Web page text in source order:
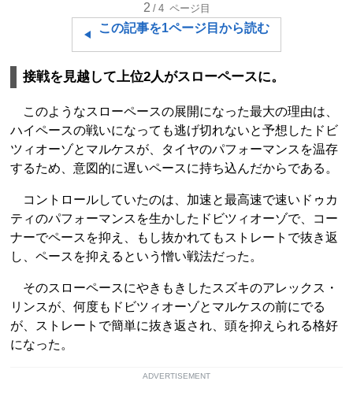
2 /4 ページ目
この記事を1ページ目から読む
接戦を見越して上位2人がスローペースに。
このようなスローペースの展開になった最大の理由は、
ハイペースの戦いになっても逃げ切れないと予想したドビ
ツィオーゾとマルケスが、タイヤのパフォーマンスを温存
するため、意図的に遅いペースに持ち込んだからである。
コントロールしていたのは、加速と最高速で速いドゥカ
ティのパフォーマンスを生かしたドビツィオーゾで、コー
ナーでペースを抑え、もし抜かれてもストレートで抜き返
し、ペースを抑えるという憎い戦法だった。
そのスローペースにやきもきしたスズキのアレックス・
リンスが、何度もドビツィオーゾとマルケスの前にでる
が、ストレートで簡単に抜き返され、頭を抑えられる格好
になった。
ADVERTISEMENT